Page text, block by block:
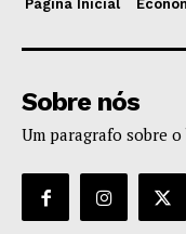
Página Inicial
Sobre nós
Um paragrafo sobre o